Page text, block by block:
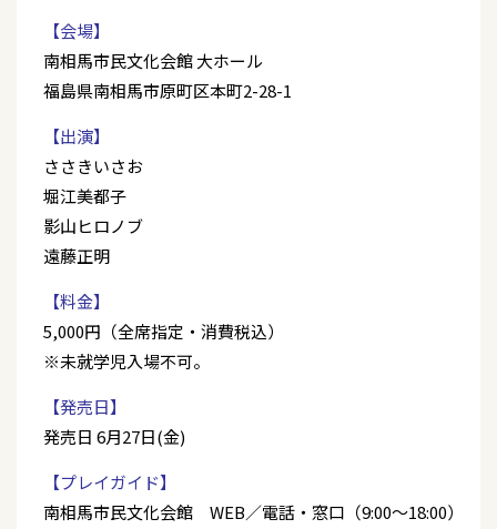
【会場】
南相馬市民文化会館 大ホール
福島県南相馬市原町区本町2-28-1
【出演】
ささきいさお
堀江美都子
影山ヒロノブ
遠藤正明
【料金】
5,000円（全席指定・消費税込）
※未就学児入場不可。
【発売日】
発売日 6月27日(金)
【プレイガイド】
南相馬市民文化会館 WEB／電話・窓口（9:00～18:00）